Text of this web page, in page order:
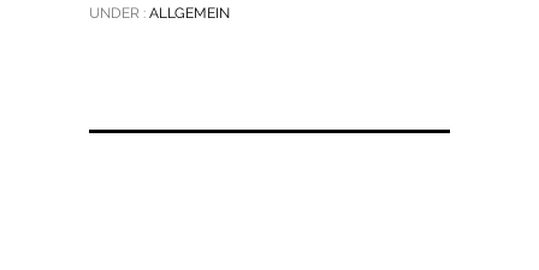
UNDER : ALLGEMEIN